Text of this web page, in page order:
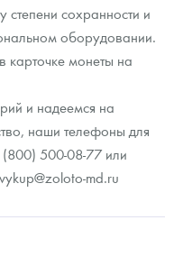
степени сохранности и
оборудовании.
карточке монеты на
и надеемся на
наши телефоны для
500-08-77 или
md.ru